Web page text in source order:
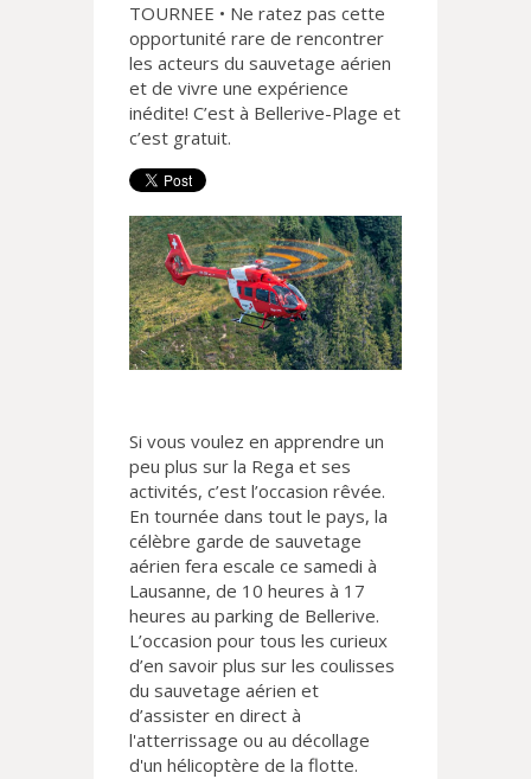
TOURNEE • Ne ratez pas cette
opportunité rare de rencontrer
les acteurs du sauvetage aérien
et de vivre une expérience
inédite! C’est à Bellerive-Plage et
c’est gratuit.
Si vous voulez en apprendre un
peu plus sur la Rega et ses
activités, c’est l’occasion rêvée.
En tournée dans tout le pays, la
célèbre garde de sauvetage
aérien fera escale ce samedi à
Lausanne, de 10 heures à 17
heures au parking de Bellerive.
L’occasion pour tous les curieux
d’en savoir plus sur les coulisses
du sauvetage aérien et
d’assister en direct à
l'atterrissage ou au décollage
d'un hélicoptère de la flotte.